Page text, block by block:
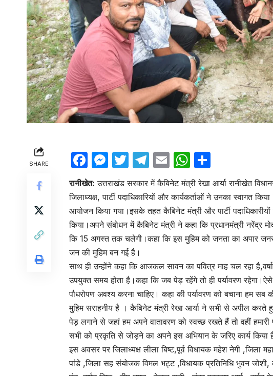
SHARE Facebook
Messenger
Twitter
Telegram
EmailWhatsApp
रानीखेत: उत्तराखंड सरकार में कैबिनेट मंत्री रेखा आर्या रानीखेत
जिलाध्यक्ष, पार्टी पदाधिकारियों और कार्यकर्ताओं ने उनका स्वागत
आयोजन किया गया।इसके तहत कैबिनेट मंत्री और पार्टी
किया।अपने संबोधन में कैबिनेट मंत्री ने कहा कि प्रधानमंत्री नरेंद्र
कि 15 अगस्त तक चलेगी।कहा कि इस मुहिम को जनता का अपार
जन की मुहिम बन गई है।
साथ ही उन्होंने कहा कि आजकल सावन का पवित्र माह चल रहा
उपयुक्त समय होता है।कहा कि जब पेड़ रहेंगे तो ही पर्यावरण
पौधरोपण अवश्य करना चाहिए। कहा की पर्यावरण को बचाना हम सब
मुहिम सराहनीय है । कैबिनेट मंत्री रेखा आर्या ने सभी से अपील
पेड़ लगाने से जहां हम अपने वातावरण को स्वच्छ रखते हैं तो वहीं हमारी
सभी को प्रकृति से जोड़ने का अपने इस अभियान के जरिए कार्य किया
इस अवसर पर जिलाध्यक्ष लीला बिष्ट,पूर्व विधायक महेश नेगी ,जिला
पांडे ,जिला सह संयोजक विमल भट्ट ,विधायक प्रतिनिधि भुवन